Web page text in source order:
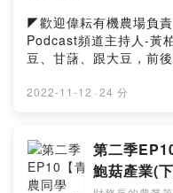
◤歡迎偉耘有機農場負
Podcast頻道主持人-黃
豆、甘藷、跟大豆，前
口◤這個階段的農業是機
工；與國外規模生產黃
興的時代背景分析★布
頻道https://reurl.cc/
2022-11-12 · 24 分
第二季
鮑菇產業(